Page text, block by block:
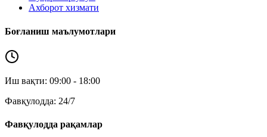
Ахборот хизмати
Боғланиш маълумотлари
Иш вақти: 09:00 - 18:00
Фавқулодда: 24/7
Фавқулодда рақамлар